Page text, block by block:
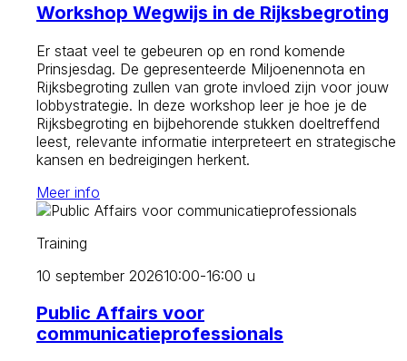
Workshop Wegwijs in de Rijksbegroting
Er staat veel te gebeuren op en rond komende
Prinsjesdag. De gepresenteerde Miljoenennota en
Rijksbegroting zullen van grote invloed zijn voor jouw
lobbystrategie. In deze workshop leer je hoe je de
Rijksbegroting en bijbehorende stukken doeltreffend
leest, relevante informatie interpreteert en strategische
kansen en bedreigingen herkent.
Meer info
Training
10 september 202610:00-16:00 u
Public Affairs voor
communicatieprofessionals